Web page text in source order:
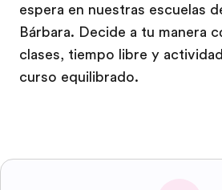
espera en nuestras escuelas
Bárbara. Decide a tu manera
clases, tiempo libre y
curso equilibrado.